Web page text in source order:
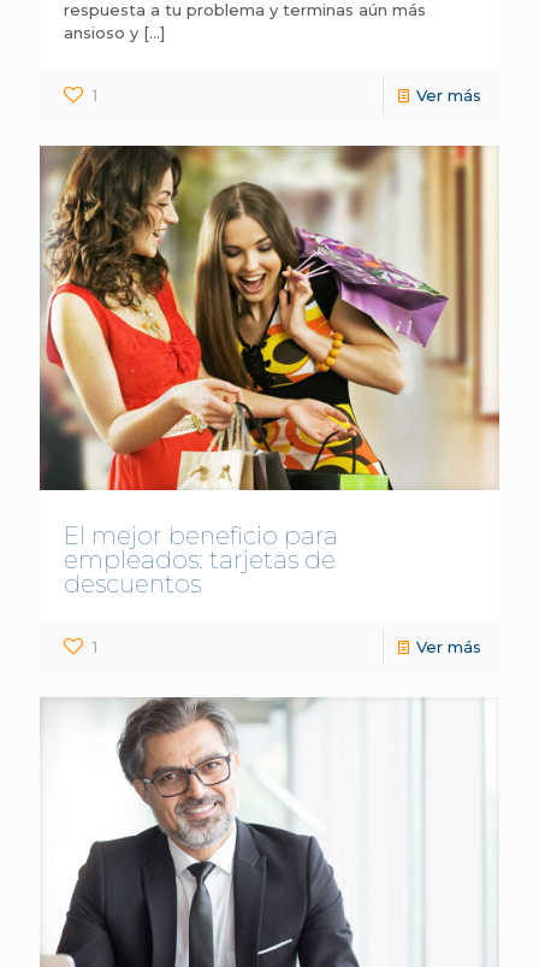
respuesta a tu problema y terminas aún más
ansioso y […]
1 Ver más
El mejor beneficio para
empleados: tarjetas de
descuentos
1 Ver más